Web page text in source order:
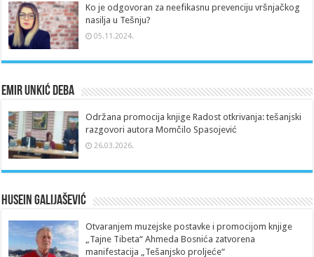
Ko je odgovoran za neefikasnu prevenciju vršnjačkog
nasilja u Tešnju?
05.11.2024.
Emir Unkić Deba
Održana promocija knjige Radost otkrivanja: tešanjski
razgovori autora Momčilo Spasojević
26.03.2026.
Husein Galijašević
Otvaranjem muzejske postavke i promocijom knjige
„Tajne Tibeta“ Ahmeda Bosnića zatvorena
manifestacija „Tešanjsko proljeće“